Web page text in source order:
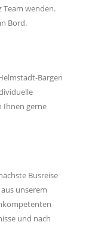
wenden.
Bord.
Bargen
Ihnen gerne
Busreise
unserem
und nach